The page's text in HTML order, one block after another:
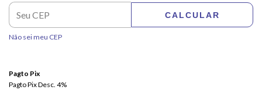
CALCULAR
Não sei meu CEP
Pagto Pix
Pagto Pix Desc. 4%